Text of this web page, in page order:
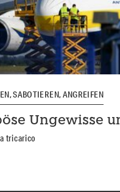
SABOTIEREN, ANGREIFEN
Ungewisse
tricarico